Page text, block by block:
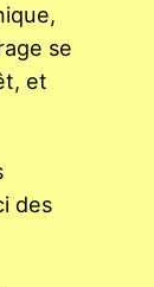
se
et
des